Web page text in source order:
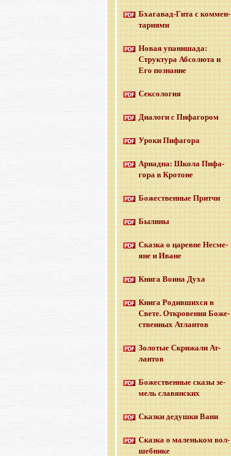
Бха­га­вад-Ги­та с ком­мен­
та­ри­я­ми
Новая упа­ни­ша­да:
Струк­ту­ра Аб­со­лю­та и
Его по­зна­ние
Сек­со­ло­гия
Диа­ло­ги с Пи­фа­го­ром
Уроки Пи­фа­го­ра
Ари­ад­на: Школа Пи­фа­
го­ра в Кро­тоне
Бо­же­ствен­ные Прит­чи
Бы­ли­ны
Сказ­ка о ца­ревне Несме­
яне и Иване
Книга Воина Духа
Книга Ро­див­ших­ся в
Свете. От­кро­ве­ния Бо­же­
ствен­ных Ат­лан­тов
Зо­ло­тые Cкри­жа­ли Ат­
лан­тов
Бо­же­ствен­ные сказы зе­
мель сла­вян­ских
Сказ­ки де­душ­ки Вани
Сказ­ка о ма­лень­ком вол­
шеб­ни­ке